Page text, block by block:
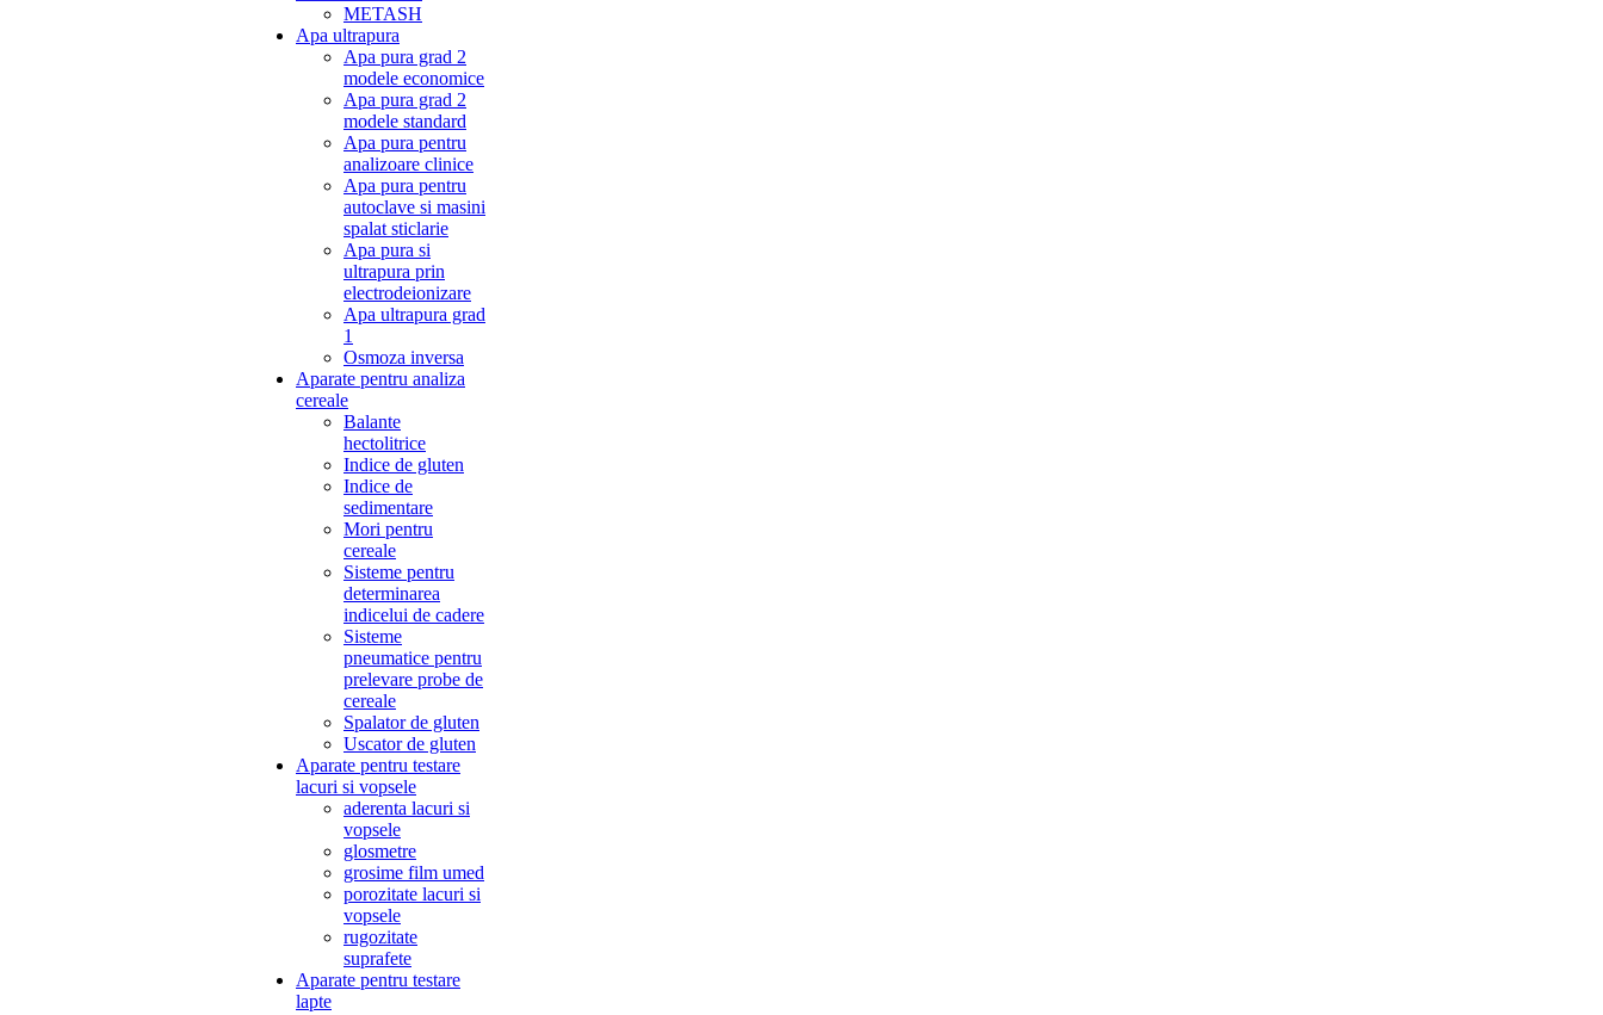
METASH
Apa ultrapura
Apa pura grad 2
modele economice
Apa pura grad 2
modele standard
Apa pura pentru
analizoare clinice
Apa pura pentru
autoclave si masini
spalat sticlarie
Apa pura si
ultrapura prin
electrodeionizare
Apa ultrapura grad
1
Osmoza inversa
Aparate pentru analiza
cereale
Balante
hectolitrice
Indice de gluten
Indice de
sedimentare
Mori pentru
cereale
Sisteme pentru
determinarea
indicelui de cadere
Sisteme
pneumatice pentru
prelevare probe de
cereale
Spalator de gluten
Uscator de gluten
Aparate pentru testare
lacuri si vopsele
aderenta lacuri si
vopsele
glosmetre
grosime film umed
porozitate lacuri si
vopsele
rugozitate
suprafete
Aparate pentru testare
lapte